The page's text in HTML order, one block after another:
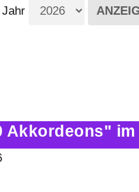
Jahr
Akkordeons"